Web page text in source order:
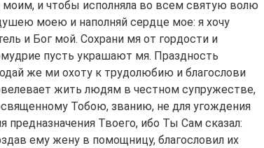
и чтобы исполняла во всем святую волю
моею и наполняй сердце мое: я хочу
и Бог мой. Сохрани мя от гордости и
пусть украшают мя. Праздность
же ми охоту к трудолюбию и благослови
жить людям в честном супружестве,
Тобою, званию, не для угождения
Твоего, ибо Ты Сам сказал:
ему жену в помощницу, благословил их